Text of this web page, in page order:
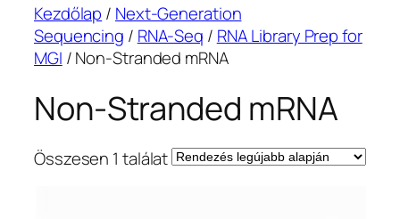
Kezdőlap / Next-Generation
Sequencing / RNA-Seq / RNA Library Prep for
MGI / Non-Stranded mRNA
Non-Stranded mRNA
Összesen 1 találat